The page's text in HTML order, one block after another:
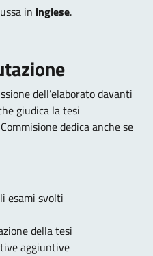
in inglese.
dell’elaborato davanti
giudica la tesi
dedica anche se
esami svolti
della tesi
aggiuntive